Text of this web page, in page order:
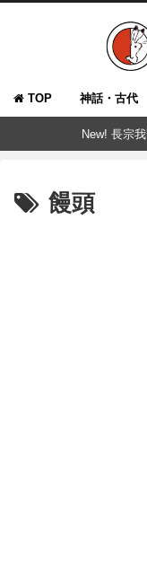
TOP 神話・古代
New! 長宗
饅頭